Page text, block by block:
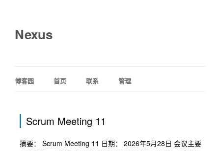
Nexus
博客园 首页 联系 管理
Scrum Meeting 11
摘要： Scrum Meeting 11 日期： 2026年5月28日 会议主要